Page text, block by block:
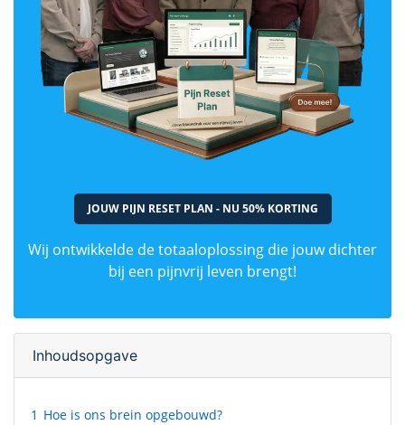
JOUW PIJN RESET PLAN - NU 50% KORTING
Wij ontwikkelde de totaaloplossing die jouw dichter
bij een pijnvrij leven brengt!
Inhoudsopgave
1 Hoe is ons brein opgebouwd?